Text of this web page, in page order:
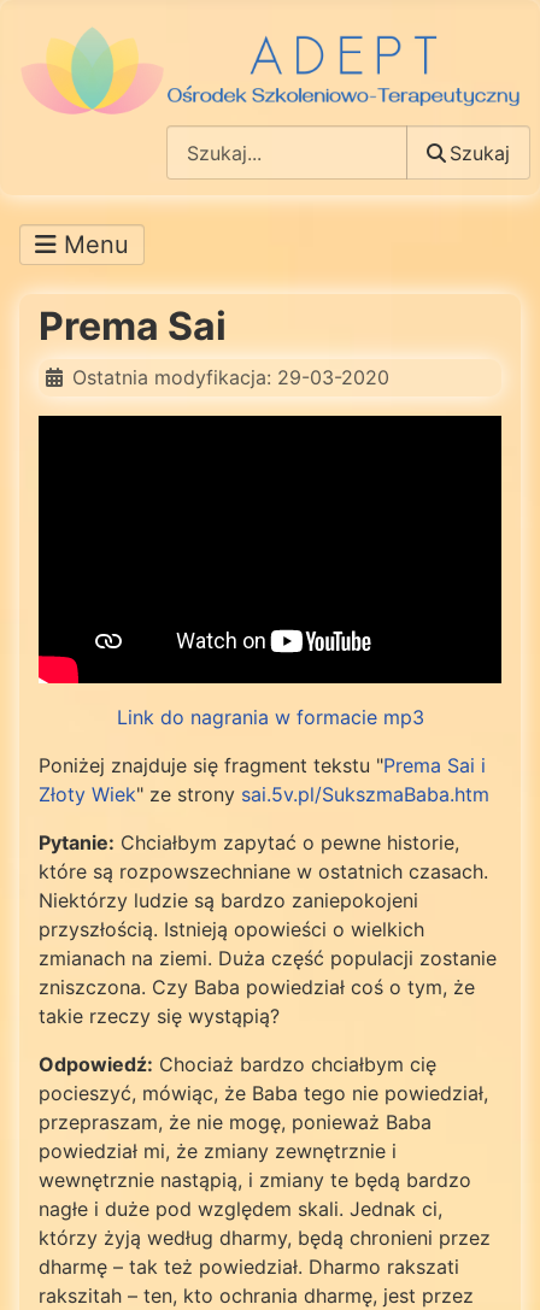
Szukaj
Prema Sai
Ostatnia modyfikacja: 29-03-2020
Link do nagrania w formacie mp3
Poniżej znajduje się fragment tekstu "Prema Sai i
Złoty Wiek" ze strony sai.5v.pl/SukszmaBaba.htm
Pytanie: Chciałbym zapytać o pewne historie,
które są rozpowszechniane w ostatnich czasach.
Niektórzy ludzie są bardzo zaniepokojeni
przyszłością. Istnieją opowieści o wielkich
zmianach na ziemi. Duża część populacji zostanie
zniszczona. Czy Baba powiedział coś o tym, że
takie rzeczy się wystąpią?
Odpowiedź: Chociaż bardzo chciałbym cię
pocieszyć, mówiąc, że Baba tego nie powiedział,
przepraszam, że nie mogę, ponieważ Baba
powiedział mi, że zmiany zewnętrznie i
wewnętrznie nastąpią, i zmiany te będą bardzo
nagłe i duże pod względem skali. Jednak ci,
którzy żyją według dharmy, będą chronieni przez
dharmę – tak też powiedział. Dharmo rakszati
rakszitah – ten, kto ochrania dharmę, jest przez